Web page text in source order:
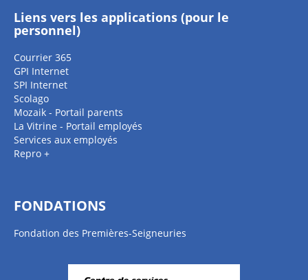
Liens vers les applications (pour le
personnel)
Courrier 365
GPI Internet
SPI Internet
Scolago
Mozaik - Portail parents
La Vitrine - Portail employés
Services aux employés
Repro +
FONDATIONS
Fondation des Premières-Seigneuries